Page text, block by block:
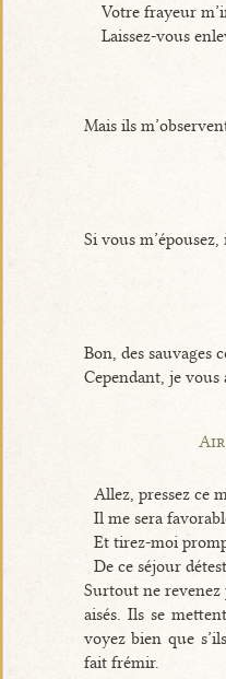
Votre frayeur
Laissez-vous
Mais ils
Si vous
Bon, des sauvages
Cependant, je vous
Allez, pressez ce
Il me sera
Et tirez-moi
De ce séjour
Surtout ne revenez
aisés. Ils se
voyez bien que
fait frémir.